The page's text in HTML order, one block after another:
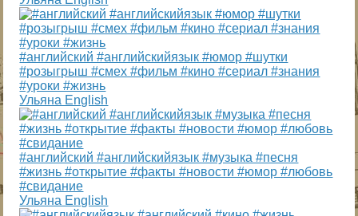
#английский #английскийязык #юмор #шутки
#розыгрыш #смех #фильм #кино #сериал #знания
#уроки #жизнь
Ульяна English
#английский #английскийязык #музыка #песня
#жизнь #открытие #факты #новости #юмор #любовь
#свидание
Ульяна English